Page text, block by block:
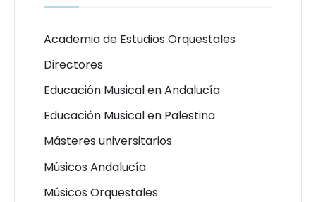
Academia de Estudios Orquestales
Directores
Educación Musical en Andalucía
Educación Musical en Palestina
Másteres universitarios
Músicos Andalucía
Músicos Orquestales